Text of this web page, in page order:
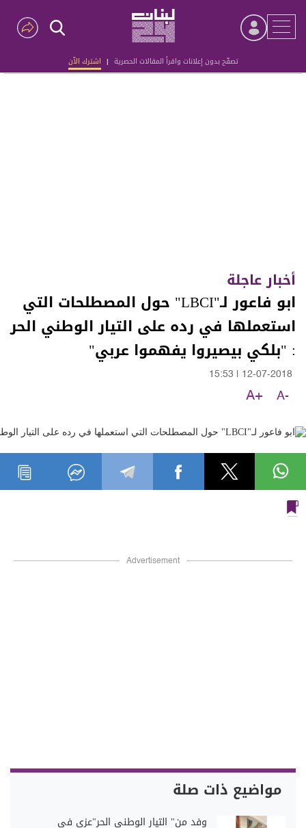
تصفّح بدون إعلانات واقرأ المقالات الحصرية | اشترك الآن
Advertisement
أخبار عاجلة
ابو فاعور لـ"LBCI" حول المصطلحات التي
استعملها في رده على التيار الوطني الحر
: "بلكي بيصيروا يفهموا عربي"
12-07-2018
15:53
A-
A+
Advertisement
مواضيع ذات صلة
وفد من" التيار الوطني الحر"عزى في